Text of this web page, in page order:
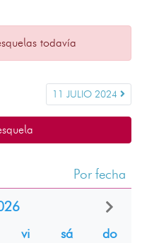
todavía
11 JULIO 2024
Por fecha
vi sá
do